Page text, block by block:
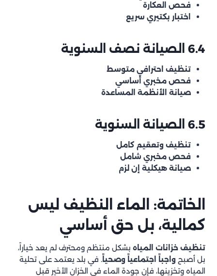
فحص العكارة
اختبار بكتيري سريع
6.4 الصيانة نصف السنوية
تنظيف احترافي متوسط
فحص مخبري أساسي
صيانة الأنظمة المساعدة
6.5 الصيانة السنوية
تنظيف وتعقيم كامل
فحص مخبري شامل
صيانة هيكلية إن لزم
الخاتمة: الماء النظيف ليس
كمالية، بل حق أساسي
تنظيف خزانات المياه بشكل منتظم ومحترف لم يعد خياراً،
بل أصبح واجباً اجتماعياً وصحياً. في بلد يعتمد على تحلية
المياه وتخزينها، فإن جودة الماء في الخزان الأخير قبل